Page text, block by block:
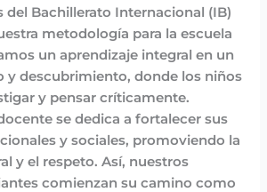
del Bachillerato Internacional (IB)
metodología para la escuela
un aprendizaje integral en un
y descubrimiento, donde los niños
y pensar críticamente.
se dedica a fortalecer sus
y sociales, promoviendo la
y el respeto. Así, nuestros
comienzan su camino como